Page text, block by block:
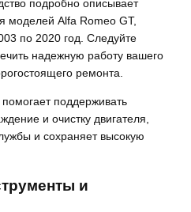
подробно описывает
моделей Alfa Romeo GT,
по 2020 год. Следуйте
надежную работу вашего
ремонта.
поддерживать
и очистку двигателя,
и сохраняет высокую
и